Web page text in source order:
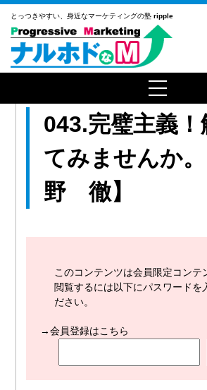
とっつきやすい、 身近なマーケティングの塾 ripple
043.完璧主義！
てみませんか
野 徹】
このコンテンツは会員限定コンテ
閲覧するには以下にパスワードを
ださい。
→会員登録はこちら